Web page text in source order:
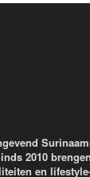
2010
en